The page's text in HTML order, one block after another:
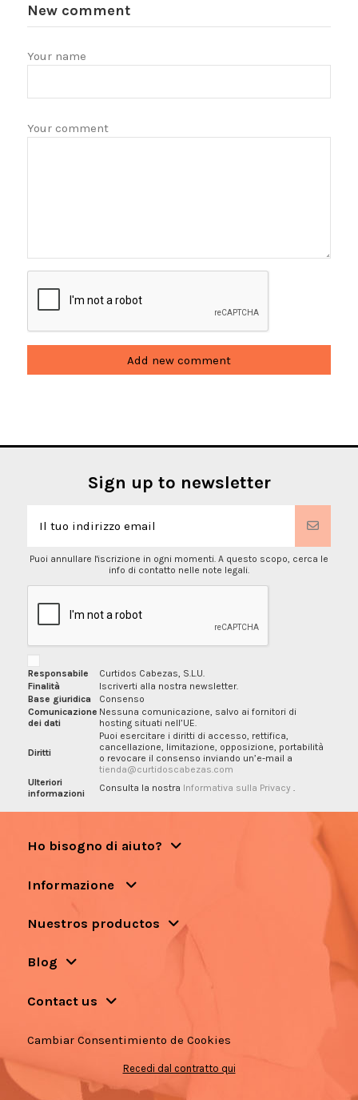
New comment
Your name
Your comment
Add new comment
Sign up to newsletter
Puoi annullare l'iscrizione in ogni momenti. A questo scopo, cerca le
info di contatto nelle note legali.
Responsabile
Curtidos Cabezas, S.L.U.
Finalità
Iscriverti alla nostra newsletter.
Base giuridica
Consenso
Comunicazione
dei dati
Nessuna comunicazione, salvo ai fornitori di
hosting situati nell’UE.
Diritti
Puoi esercitare i diritti di accesso, rettifica,
cancellazione, limitazione, opposizione, portabilità
o revocare il consenso inviando un’e-mail a
tienda@curtidoscabezas.com
Ulteriori
informazioni
Consulta la nostra Informativa sulla Privacy .
Ho bisogno di aiuto?
Informazione
Nuestros productos
Blog
Contact us
Cambiar Consentimiento de Cookies
Recedi dal contratto qui